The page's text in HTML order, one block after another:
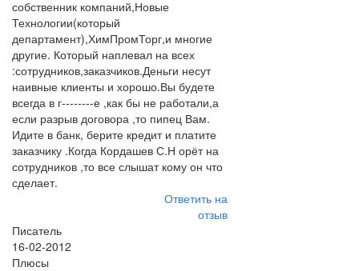
собственник компаний,Новые
Технологии(который
департамент),ХимПромТорг,и многие
другие. Который наплевал на всех
:сотрудников,заказчиков.Деньги несут
наивные клиенты и хорошо.Вы будете
всегда в г--------е ,как бы не работали,а
если разрыв договора ,то пипец Вам.
Идите в банк, берите кредит и платите
заказчику .Когда Кордашев С.Н орёт на
сотрудников ,то все слышат кому он что
сделает.
Ответить на
отзыв
Писатель
16-02-2012
Плюсы